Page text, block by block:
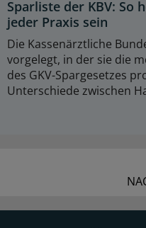
Sparliste der KBV: So
jeder Praxis sein
Die Kassenärztliche
vorgelegt, in der sie die
des GKV-Spargesetzes
Unterschiede zwischen